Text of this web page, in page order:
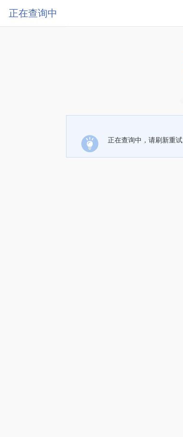
正在查询中
正在查询中，请刷新重试